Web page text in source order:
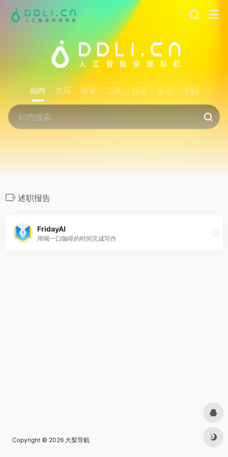
站内 常用 搜索 工具 社区 生活 求职
述职报告
FridayAI
用喝一口咖啡的时间完成写作
Copyright © 2026 大梨导航